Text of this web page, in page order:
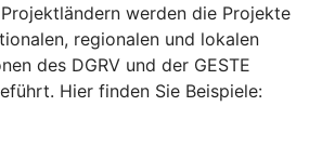
werden die Projekte
regionalen und lokalen
des DGRV und der GESTE
Hier finden Sie Beispiele: